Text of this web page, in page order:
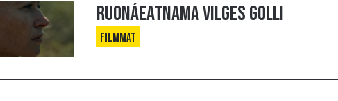
Ruonáeatnama vilges golli
Filmmat